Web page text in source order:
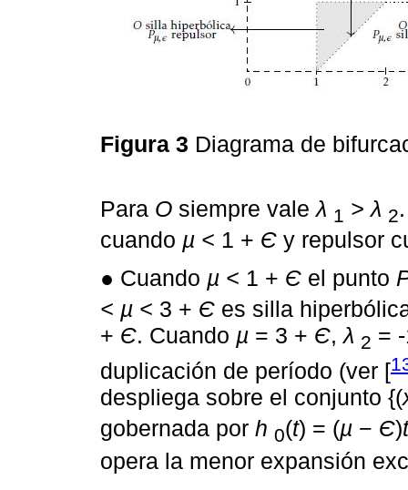
Figura 3 Diagrama de
Para O siempre vale λ 1 > λ 2
cuando µ < 1 + Є y repulsor
● Cuando µ < 1 + Є el punto
< µ < 3 + Є es silla
+ Є. Cuando µ = 3 + Є,λ 2 =
duplicación de período (ver [
despliega sobre el conjunto {(
gobernada por h 0(t) = (µ − Є)t
opera la menor expansión